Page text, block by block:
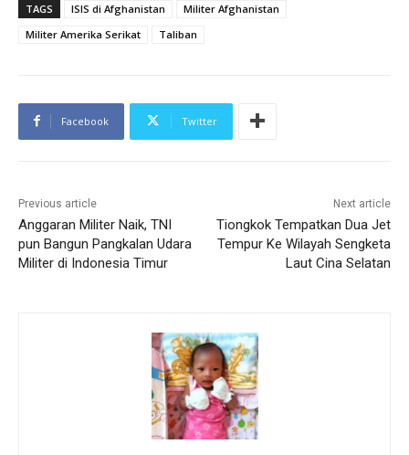
TAGS ISIS di Afghanistan
Militer Afghanistan
Militer Amerika Serikat
Taliban
Facebook Twitter
Previous article
Anggaran Militer Naik, TNI
pun Bangun Pangkalan Udara
Militer di Indonesia Timur
Next article
Tiongkok Tempatkan Dua Jet
Tempur Ke Wilayah Sengketa
Laut Cina Selatan